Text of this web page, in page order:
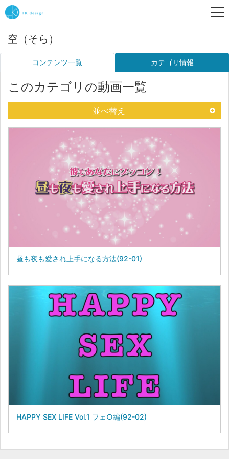
空（そら）
コンテンツ一覧 カテゴリ情報
このカテゴリの動画一覧
並べ替え
昼も夜も愛され上手になる方法(92-01)
HAPPY SEX LIFE Vol.1 フェ○編(92-02)